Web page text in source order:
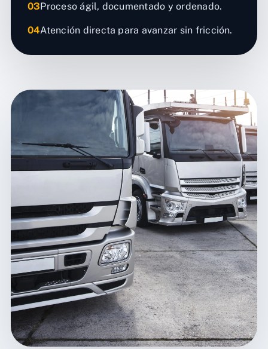
03Proceso ágil, documentado y ordenado.
04Atención directa para avanzar sin fricción.